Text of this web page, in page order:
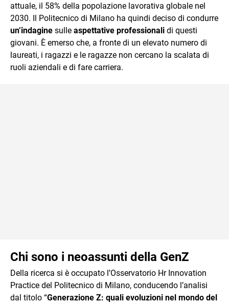
attuale, il 58% della popolazione lavorativa globale nel
2030. Il Politecnico di Milano ha quindi deciso di condurre
un’indagine sulle aspettative professionali di questi
giovani. È emerso che, a fronte di un elevato numero di
laureati, i ragazzi e le ragazze non cercano la scalata di
ruoli aziendali e di fare carriera.
Chi sono i neoassunti della GenZ
Della ricerca si è occupato l’Osservatorio Hr Innovation
Practice del Politecnico di Milano, conducendo l’analisi
dal titolo “Generazione Z: quali evoluzioni nel mondo del